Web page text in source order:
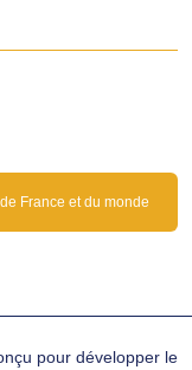
France et du monde
pour développer le